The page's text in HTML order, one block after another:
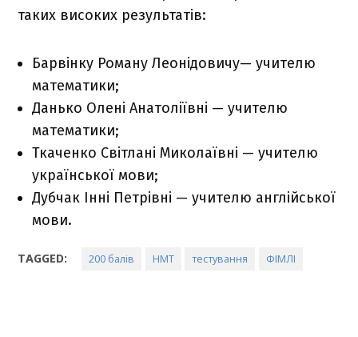
таких високих результатів:
Барвінку Роману Леонідовичу— учителю
математики;
Данько Олені Анатоліївні — учителю
математики;
Ткаченко Світлані Миколаївні — учителю
української мови;
Дубчак Інні Петрівні — учителю англійської
мови.
TAGGED: 200 балів НМТ тестування ФІМЛІ